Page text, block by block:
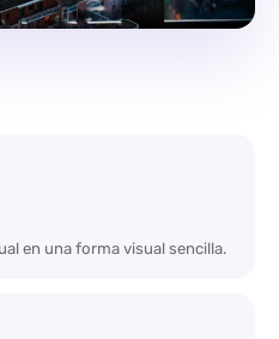
en una forma visual sencilla.